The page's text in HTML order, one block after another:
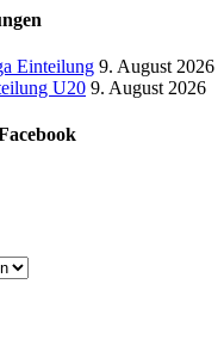
Einteilung 9. August 2026
U20 9. August 2026